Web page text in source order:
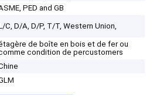
PED and GB
C, D/A, D/P, T/T, Western Union,
de boîte en bois et de fer ou
condition de percustomers